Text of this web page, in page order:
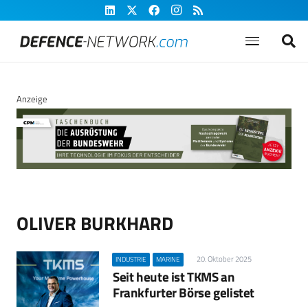
Anzeige
OLIVER BURKHARD
INDUSTRIE MARINE 20. Oktober 2025
Seit heute ist TKMS an
Frankfurter Börse gelistet